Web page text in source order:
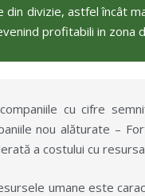
divizie, astfel încât
profitabili in zona
cu cifre
nou alăturate –
a costului cu
umane este